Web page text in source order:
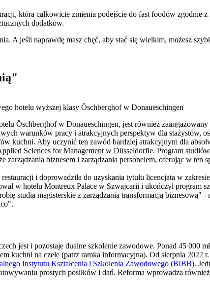
która całkowicie zmienia podejście do fast foodów zgodnie
dodatków.
A jeśli naprawdę masz chęć, aby stać się wielkim, możesz
hotelu wyższej klasy Öschberghof w Donaueschingen
Öschberghof w Donaueschingen, jest również
warunków pracy i atrakcyjnych perspektyw dla
kuchni. Aby uczynić ten zawód bardziej atrakcyjnym dla
Sciences for Management w Düsseldorfie. Program
biznesem i zarządzania personelem, oferując w ten
i doprowadziła do uzyskania tytułu licencjata w
w hotelu Montreux Palace w Szwajcarii i ukończył
studia magisterskie z zarządzania transformacją biznesową" -
jest i pozostaje dualne szkolenie zawodowe. Ponad 45 000
kuchni na czele (patrz ramka informacyjna). Od sierpnia 2022
Instytutu Kształcenia i Szkolenia Zawodowego (BIBB).
prostych posiłków i dań. Reforma wprowadza